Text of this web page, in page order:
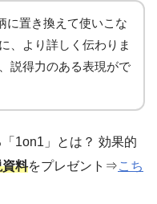
に置き換えて使いこな
、より詳しく伝わりま
説得力のある表現がで
1on1」とは？ 効果的
料をプレゼント⇒こち